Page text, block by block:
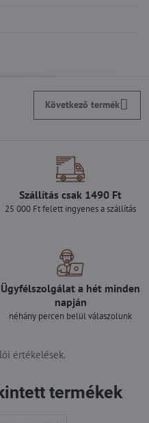
Következő termék
Szállítás csak 1490 Ft
25 000 Ft felett ingyenes a szállítás
Ügyfélszolgálat a hét minden
napján
néhány percen belül válaszolunk
értékelések.
termékek